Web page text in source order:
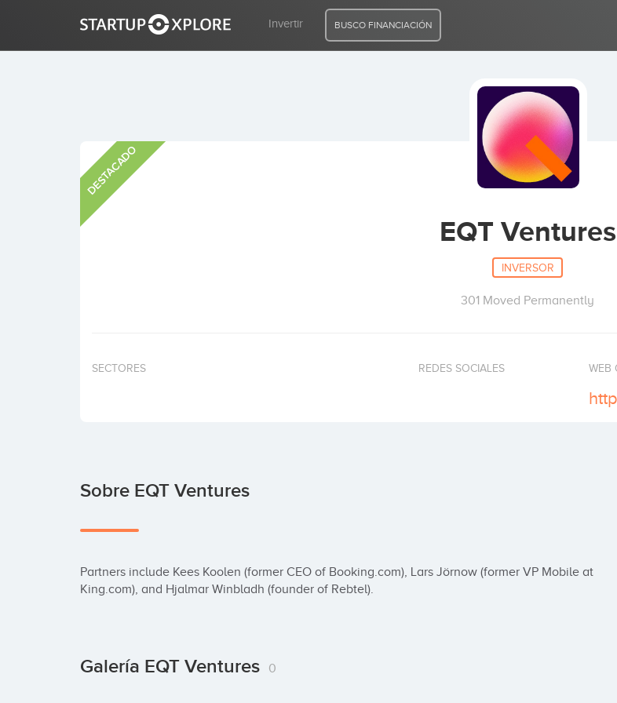
Invertir BUSCO FINANCIACIÓN
DESTACADO
EQT Ventures
INVERSOR
301 Moved Permanently
SECTORES REDES SOCIALES WEB
Sobre EQT Ventures
Partners include Kees Koolen (former CEO of Booking.com), Lars Jörnow (former VP Mobile at
King.com), and Hjalmar Winbladh (founder of Rebtel).
Galería EQT Ventures 0